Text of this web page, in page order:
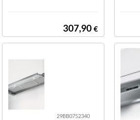
307,90 €
29BB0752340